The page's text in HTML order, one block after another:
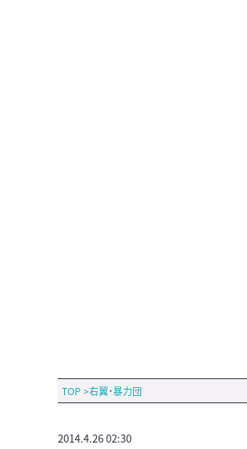
TOP >右翼・暴力団
2014.4.26 02:30